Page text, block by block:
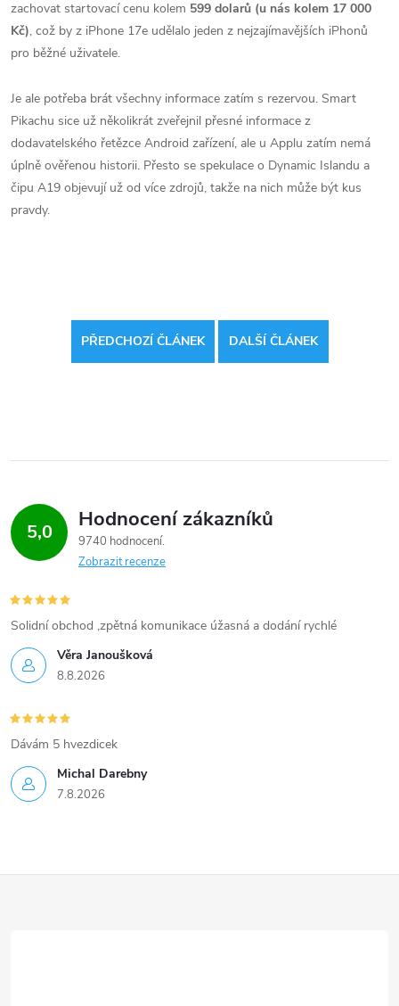
zachovat startovací cenu kolem 599 dolarů (u nás kolem 17 000
Kč), což by z iPhone 17e udělalo jeden z nejzajímavějších iPhonů
pro běžné uživatele.
Je ale potřeba brát všechny informace zatím s rezervou. Smart
Pikachu sice už několikrát zveřejnil přesné informace z
dodavatelského řetězce Android zařízení, ale u Applu zatím nemá
úplně ověřenou historii. Přesto se spekulace o Dynamic Islandu a
čipu A19 objevují už od více zdrojů, takže na nich může být kus
pravdy.
PŘEDCHOZÍ ČLÁNEK DALŠÍ ČLÁNEK
5,0 Hodnocení zákazníků
9740 hodnocení
Zobrazit recenze
Věra Janoušková
8.8.2026
Solidní obchod ,zpětná komunikace úžasná a dodání rychlé
Michal Darebny
7.8.2026
Dávám 5 hvezdicek